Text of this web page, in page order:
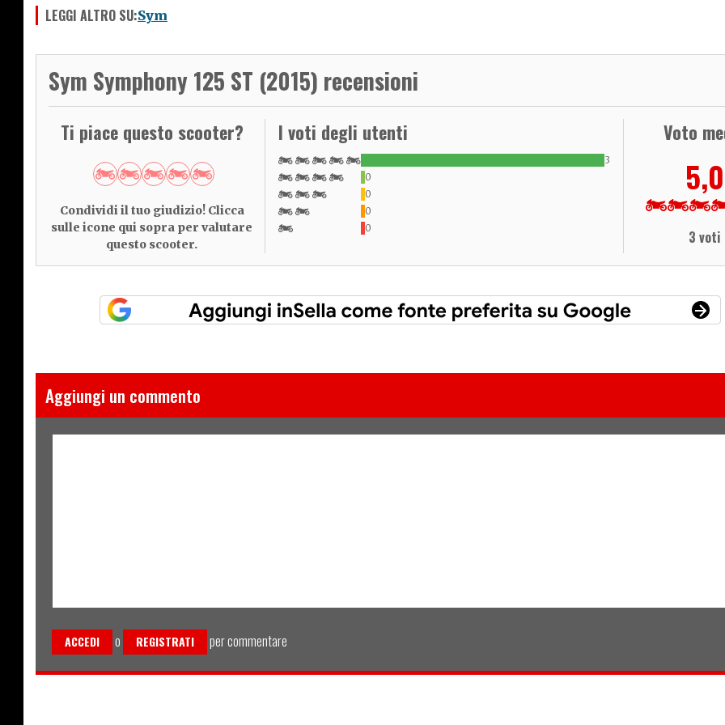
LEGGI ALTRO SU:Sym
Sym Symphony 125 ST (2015) recensioni
Ti piace questo scooter?
Condividi il tuo giudizio! Clicca
sulle icone qui sopra per valutare
questo scooter.
I voti degli utenti
3
0
0
0
0
Voto
5,0
3 voti
Aggiungi un commento
ACCEDI o REGISTRATI per commentare